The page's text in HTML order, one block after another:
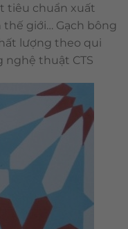
tiêu chuẩn xuất
giới… Gạch bông
lượng theo qui
nghệ thuật CTS